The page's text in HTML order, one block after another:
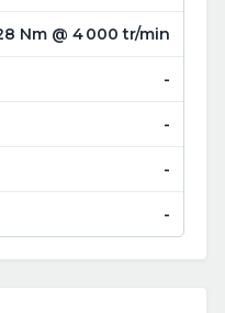
Nm @ 4 000 tr/min
-
-
-
-